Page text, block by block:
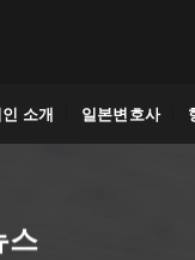
소개 일본변호사
스